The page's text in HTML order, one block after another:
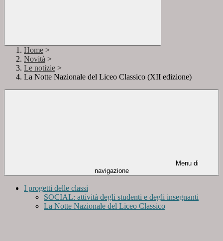
Home >
Novità >
Le notizie >
La Notte Nazionale del Liceo Classico (XII edizione)
Menu di
navigazione
I progetti delle classi
SOCIAL: attività degli studenti e degli insegnanti
La Notte Nazionale del Liceo Classico